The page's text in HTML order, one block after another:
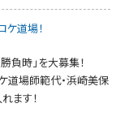
道場！
負時」を大募集！
道場師範代・浜崎美保
ます！